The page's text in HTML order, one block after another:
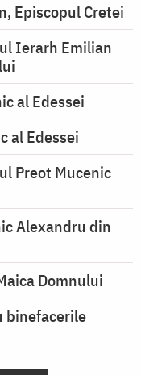
Episcopul Cretei
Ierarh Emilian
al Edessei
al Edessei
Preot Mucenic
Alexandru din
Domnului
binefacerile